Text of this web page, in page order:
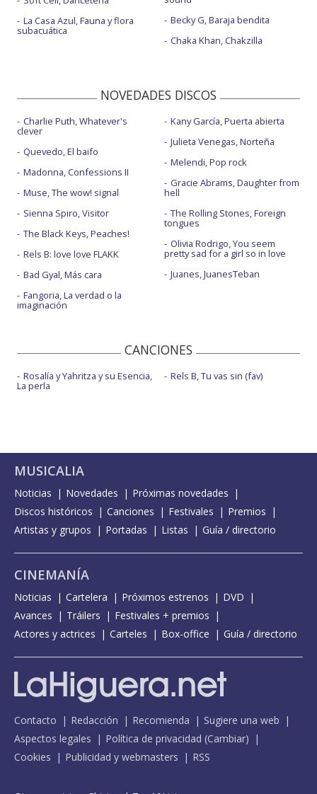
La Casa Azul, Fauna y flora
subacuática
Becky G, Baraja bendita
Chaka Khan, Chakzilla
NOVEDADES DISCOS
Charlie Puth, Whatever's
clever
Quevedo, El baifo
Madonna, Confessions II
Muse, The wow! signal
Sienna Spiro, Visitor
The Black Keys, Peaches!
Rels B: love love FLAKK
Bad Gyal, Más cara
Fangoria, La verdad o la
imaginación
Kany García, Puerta abierta
Julieta Venegas, Norteña
Melendi, Pop rock
Gracie Abrams, Daughter from
hell
The Rolling Stones, Foreign
tongues
Olivia Rodrigo, You seem
pretty sad for a girl so in love
Juanes, JuanesTeban
CANCIONES
Rosalía y Yahritza y su Esencia,
La perla
Rels B, Tu vas sin (fav)
MUSICALIA
Noticias Novedades
Próximas novedades
Discos históricos
Canciones Festivales
Premios
Artistas y grupos
Portadas Listas Guía / directorio
CINEMANÍA
Noticias Cartelera Próximos estrenos
DVD
Avances
Tráilers
Festivales + premios
Actores y actrices
Carteles Box-office Guía / directorio
Contacto Redacción Recomienda
Sugiere una web
Aspectos legales
Política de privacidad (Cambiar)
Cookies
Publicidad y webmasters RSS